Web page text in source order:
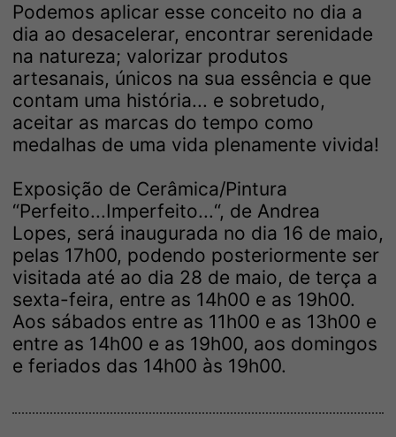
​Podemos aplicar esse conceito no dia a
dia ao desacelerar, encontrar serenidade
na natureza; valorizar produtos
artesanais, únicos na sua essência e que
contam uma história... e sobretudo,
aceitar as marcas do tempo como
medalhas de uma vida plenamente vivida!
Exposição de Cerâmica/Pintura
“Perfeito...Imperfeito...“, de Andrea
Lopes, será inaugurada no dia 16 de maio,
pelas 17h00, podendo posteriormente ser
visitada até ao dia 28 de maio, de terça a
sexta-feira, entre as 14h00 e as 19h00.
Aos sábados entre as 11h00 e as 13h00 e
entre as 14h00 e as 19h00, aos domingos
e feriados das 14h00 às 19h00.